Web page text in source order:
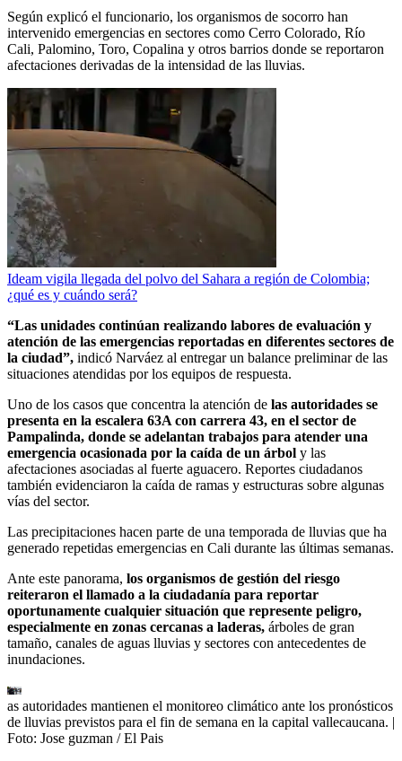
Según explicó el funcionario, los organismos de socorro han
intervenido emergencias en sectores como Cerro Colorado, Río
Cali, Palomino, Toro, Copalina y otros barrios donde se reportaron
afectaciones derivadas de la intensidad de las lluvias.
Ideam vigila llegada del polvo del Sahara a región de Colombia;
¿qué es y cuándo será?
“Las unidades continúan realizando labores de evaluación y
atención de las emergencias reportadas en diferentes sectores de
la ciudad”, indicó Narváez al entregar un balance preliminar de las
situaciones atendidas por los equipos de respuesta.
Uno de los casos que concentra la atención de las autoridades se
presenta en la escalera 63A con carrera 43, en el sector de
Pampalinda, donde se adelantan trabajos para atender una
emergencia ocasionada por la caída de un árbol y las
afectaciones asociadas al fuerte aguacero. Reportes ciudadanos
también evidenciaron la caída de ramas y estructuras sobre algunas
vías del sector.
Las precipitaciones hacen parte de una temporada de lluvias que ha
generado repetidas emergencias en Cali durante las últimas semanas.
Ante este panorama, los organismos de gestión del riesgo
reiteraron el llamado a la ciudadanía para reportar
oportunamente cualquier situación que represente peligro,
especialmente en zonas cercanas a laderas, árboles de gran
tamaño, canales de aguas lluvias y sectores con antecedentes de
inundaciones.
as autoridades mantienen el monitoreo climático ante los pronósticos
de lluvias previstos para el fin de semana en la capital vallecaucana. |
Foto: Jose guzman / El Pais